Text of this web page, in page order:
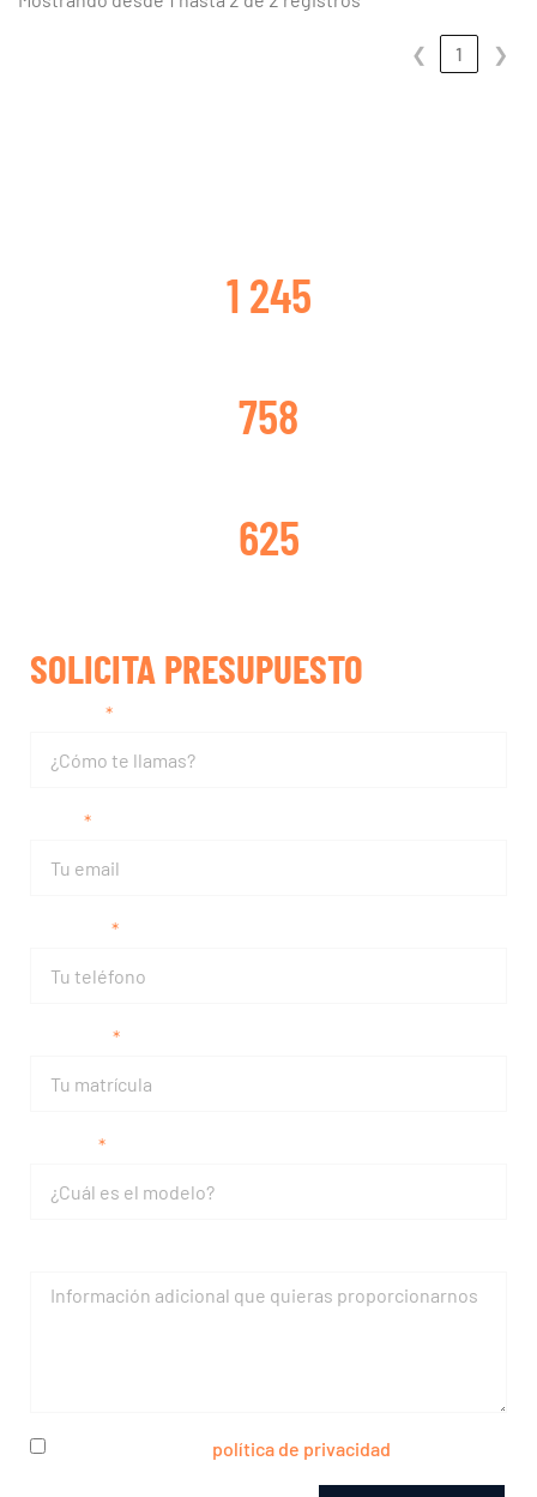
❮ 1 ❯
SOLICITA PRESUPUESTO
política de privacidad
1 245
758
625